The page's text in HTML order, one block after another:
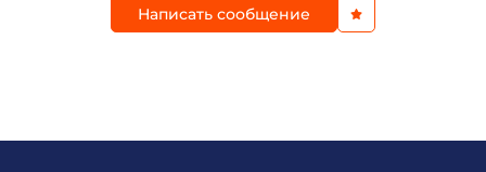
Написать сообщение